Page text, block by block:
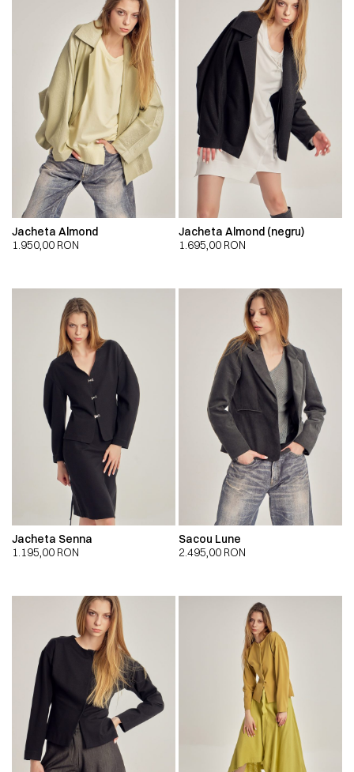
Jacheta Almond
1.950,00 RON
Jacheta Almond (negru)
1.695,00 RON
Jacheta Senna
1.195,00 RON
Sacou Lune
2.495,00 RON